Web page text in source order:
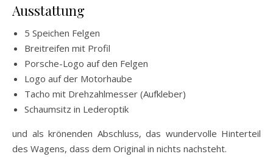
Ausstattung
5 Speichen Felgen
Breitreifen mit Profil
Porsche-Logo auf den Felgen
Logo auf der Motorhaube
Tacho mit Drehzahlmesser (Aufkleber)
Schaumsitz in Lederoptik
und als krönenden Abschluss, das wundervolle Hinterteil
des Wagens, dass dem Original in nichts nachsteht.